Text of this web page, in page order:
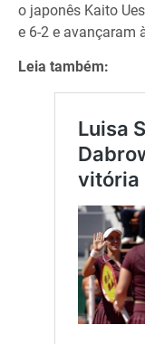
o japonês Kaito
e 6-2 e avançaram
Leia também: